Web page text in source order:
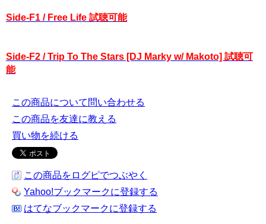
Side-F1 / Free Life 試聴可能
Side-F2 / Trip To The Stars [DJ Marky w/ Makoto] 試聴可
能
この商品について問い合わせる
この商品を友達に教える
買い物を続ける
この商品をログピでつぶやく
Yahoo!ブックマークに登録する
はてなブックマークに登録する